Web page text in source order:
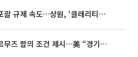
미국, 가상자산 포괄 규제 속도…상원, ‘클래리티법’ 9월 절차투표 추진
이란, 미국에 호르무즈 합의 조건 제시…美 “경기 아직 안 끝나” [종합]